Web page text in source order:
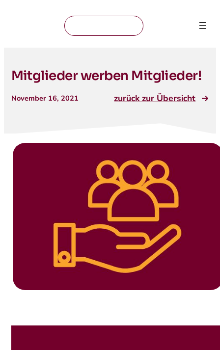
Mitglieder werben Mitglieder!
November 16, 2021 zurück zur Übersicht